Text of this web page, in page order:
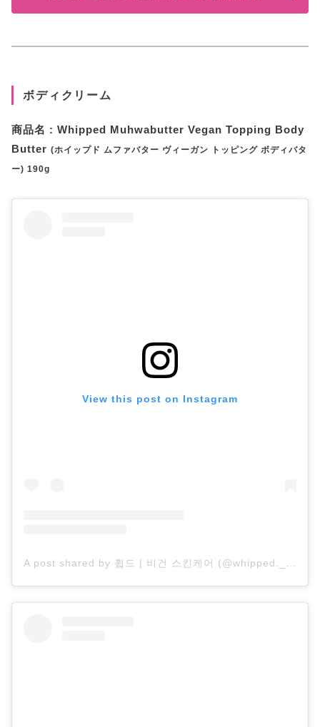
ボディクリーム
商品名 : Whipped Muhwabutter Vegan Topping Body
Butter (ホイップド ムファバター ヴィーガン トッピング ボディバタ
ー) 190g
View this post on Instagram
A post shared by 휩드 | 비건 스킨케어 (@whipped._official)